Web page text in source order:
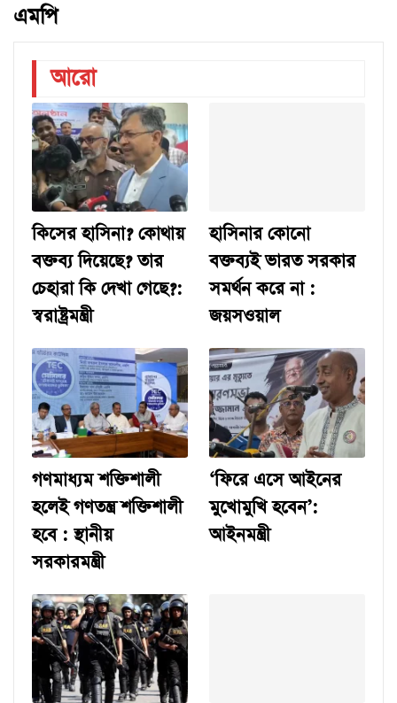
এমপি
আরো
কিসের হাসিনা? কোথায়
বক্তব্য দিয়েছে? তার
চেহারা কি দেখা গেছে?:
স্বরাষ্ট্রমন্ত্রী
হাসিনার কোনো
বক্তব্যই ভারত সরকার
সমর্থন করে না :
জয়সওয়াল
গণমাধ্যম শক্তিশালী
হলেই গণতন্ত্র শক্তিশালী
হবে : স্থানীয়
সরকারমন্ত্রী
‘ফিরে এসে আইনের
মুখোমুখি হবেন’:
আইনমন্ত্রী